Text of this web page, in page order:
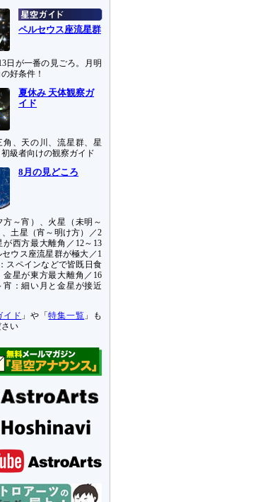
ペルセウス座流星群
日が一番の見ごろ。月明
好条件！
夏休み 天体観察ガ
イド
角、天の川、流星群、星
級者向けの観察ガイド
8月の見どころ
方～宵）、火星（未明～
土星（宵～明け方）／2
が西方最大離角／12～13
セウス座流星群が極大／1
スペインなどで皆既日食
金星が東方最大離角／16
宵：細い月と金星が接近
イド 」や「特集一覧 」も
い